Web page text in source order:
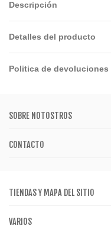
Descripción
Detalles del producto
Politica de devoluciones
SOBRE NOTOSTROS
CONTACTO
TIENDAS Y MAPA DEL SITIO
VARIOS